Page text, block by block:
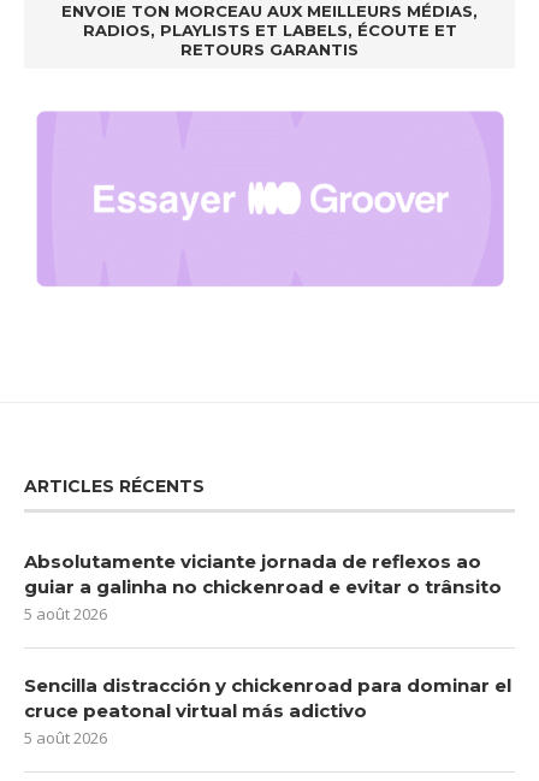
ENVOIE TON MORCEAU AUX MEILLEURS MÉDIAS,
RADIOS, PLAYLISTS ET LABELS, ÉCOUTE ET
RETOURS GARANTIS
ARTICLES RÉCENTS
Absolutamente viciante jornada de reflexos ao
guiar a galinha no chickenroad e evitar o trânsito
5 août 2026
Sencilla distracción y chickenroad para dominar el
cruce peatonal virtual más adictivo
5 août 2026